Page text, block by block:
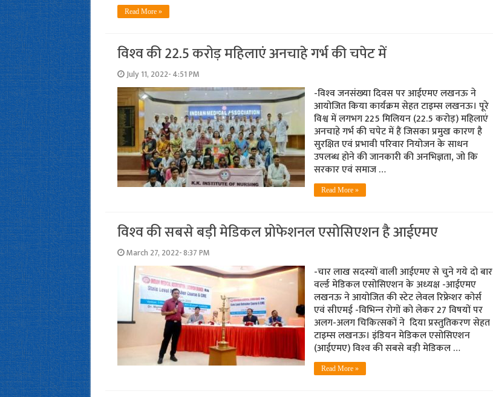
Read More »
विश्‍व की 22.5 करोड़ महिलाएं अनचाहे गर्भ की चपेट में
July 11, 2022- 4:51 PM
-विश्‍व जनसंख्‍या दिवस पर आईएमए लखनऊ ने
आयोजित किया कार्यक्रम सेहत टाइम्‍स लखनऊ। पूरे
विश्व में लगभग 225 मिलियन (22.5 करोड़) महिलाएं
अनचाहे गर्भ की चपेट में हैं जिसका प्रमुख कारण है
सुरक्षित एवं प्रभावी परिवार नियोजन के साधन
उपलब्ध होने की जानकारी की अनभिज्ञता, जो कि
सरकार एवं समाज …
Read More »
विश्‍व की सबसे बड़ी मेडिकल प्रोफेशनल एसोसिएशन है आईएमए
March 27, 2022- 8:37 PM
-चार लाख सदस्‍यों वाली आईएमए से चुने गये दो बार
वर्ल्‍ड मेडिकल एसोसिएशन के अध्‍यक्ष -आईएमए
लखनऊ ने आयोजित की स्टेट लेवल रिफ्रेशर कोर्स
एवं सीएमई -विभिन्‍न रोगों को लेकर 27 विषयों पर
अलग-अलग चिकित्सकों ने दिया प्रस्‍तुतिकरण सेहत
टाइम्‍स लखनऊ। इंडियन मेडिकल एसोसिएशन
(आईएमए) विश्‍व की सबसे बड़ी मेडिकल …
Read More »